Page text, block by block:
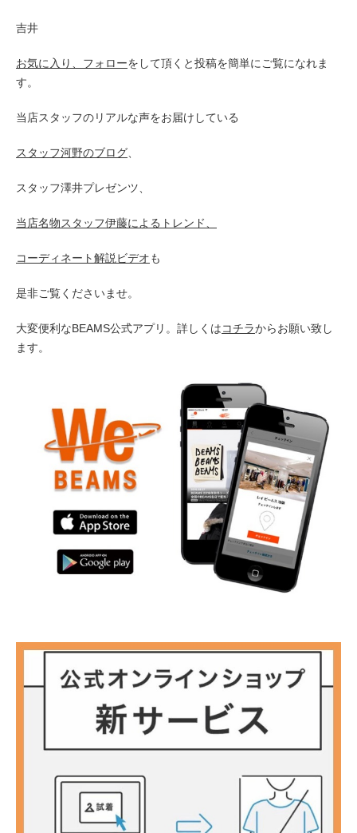
吉井
お気に入り、フォローをして頂くと投稿を簡単にご覧になれま
す。
当店スタッフのリアルな声をお届けしている
スタッフ河野のブログ
スタッフ澤井プレゼンツ、
当店名物スタッフ伊藤による トレンド、
コーディネート解説ビデオも
是非ご覧くださいませ。
大変便利なBEAMS公式アプリ。詳しくはコチラからお願い致し
ます。